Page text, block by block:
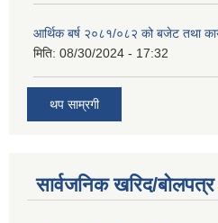
आर्थिक बर्ष २०८१/०८२ को बजेट तथा
मिति: 08/30/2024 - 17:32
थप साम्रगी
सार्वजनिक खरिद/